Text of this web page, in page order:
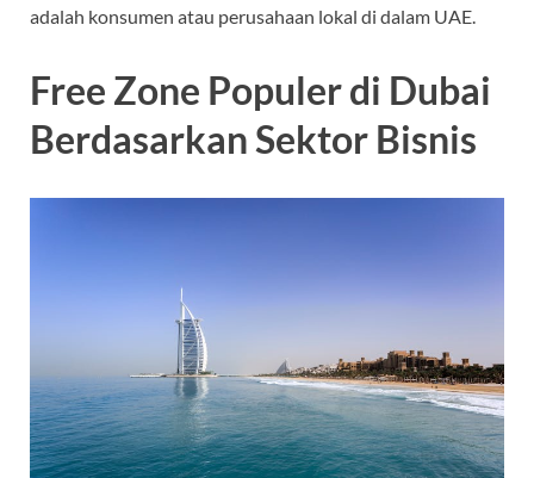
adalah konsumen atau perusahaan lokal di dalam UAE.
Free Zone Populer di Dubai
Berdasarkan Sektor Bisnis